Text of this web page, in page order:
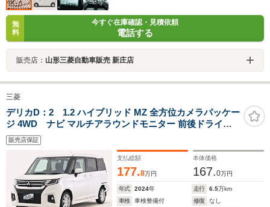
無
料
今すぐ在庫確認・見積依頼
電話する
販売店： 山形三菱自動車販売 新庄店
三菱
デリカD：2 1.2 ハイブリッド MZ 全方位カメラパッケー
ジ 4WD ナビ マルチアラウンドモニター 前後ドライブ
レコーダー ETC 両側電動スライドドア 前席ウォークスル
ー レーンキープアシスト シートヒーター
販売店保証
支払総額
177.8万円
本体価格
167.0万円
年式 2024年 走行 6.5万km
車検
車検整備付 修復
なし